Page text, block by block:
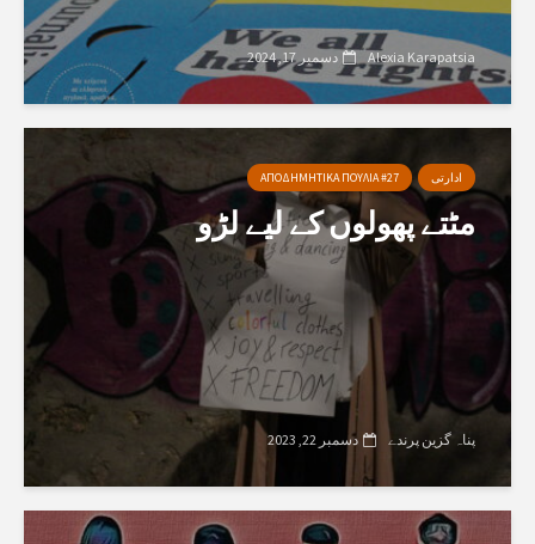
Alexia Karapatsia دسمبر 17, 2024
ادارتی ΑΠΟΔΗΜΗΤΙΚΑ ΠΟΥΛΙΑ #27
مٹتے پھولوں کے لیے لڑو
پناہ گزین پرندے دسمبر 22, 2023